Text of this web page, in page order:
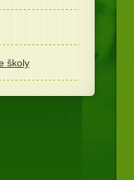
školy